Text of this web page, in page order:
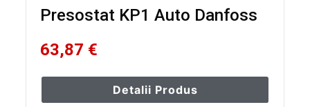
Presostat KP1 Auto Danfoss
63,87 €
Detalii Produs